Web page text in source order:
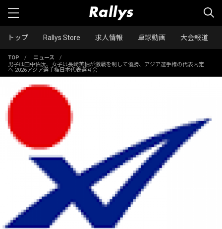
トップ Rallys Store 求人情報 卓球動画 大会報道
TOP / ニュース
/
男子は田中佑汰、女子は長﨑美柚が激戦を制して優勝、アジア選手権の代表内定
へ 2026アジア選手権日本代表選考会